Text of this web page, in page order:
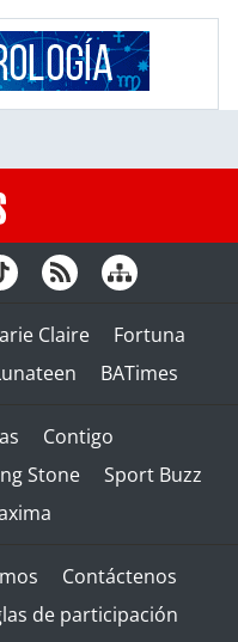
Claire
Fortuna
BATimes
Contigo
Stone
Sport Buzz
Contáctenos
de participación